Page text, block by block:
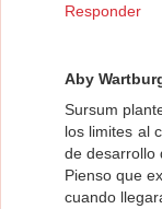
Responder
Aby
Sursum
los limites al
de desarrollo
Pienso que
cuando